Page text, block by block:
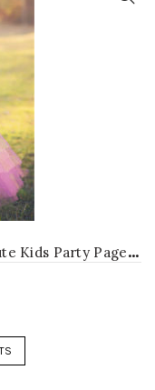
P
urple,Gray Flower Girl Dresses Cute Kids Party Pageant Wedding Bridesmaid Bridal Tulle Tutu Dresses Princess Ball Gown 2-14 Y